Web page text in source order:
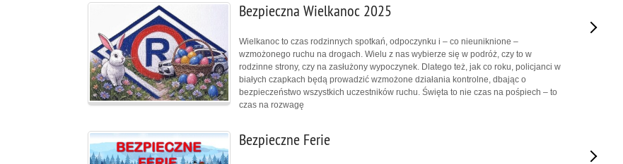
Bezpieczna Wielkanoc 2025
Wielkanoc to czas rodzinnych spotkań, odpoczynku i – co nieuniknione –
wzmożonego ruchu na drogach. Wielu z nas wybierze się w podróż, czy to w
rodzinne strony, czy na zasłużony wypoczynek. Dlatego też, jak co roku, policjanci w
białych czapkach będą prowadzić wzmożone działania kontrolne, dbając o
bezpieczeństwo wszystkich uczestników ruchu. Święta to nie czas na pośpiech – to
czas na rozwagę
Bezpieczne Ferie